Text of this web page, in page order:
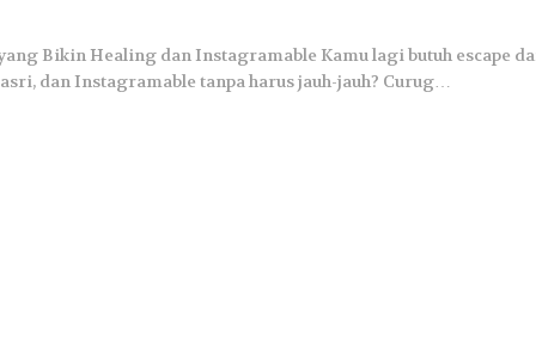
Bikin Healing dan Instagramable Kamu lagi butuh escape
dan Instagramable tanpa harus jauh-jauh? Curug…